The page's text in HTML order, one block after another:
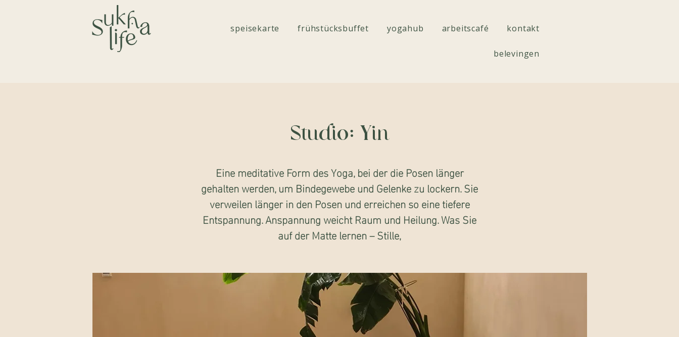
speisekarte frühstücksbuffet yogahub arbeitscafé kontakt
belevingen
Studio: Yin
Eine meditative Form des Yoga, bei der die Posen länger
gehalten werden, um Bindegewebe und Gelenke zu lockern. Sie
verweilen länger in den Posen und erreichen so eine tiefere
Entspannung. Anspannung weicht Raum und Heilung. Was Sie
auf der Matte lernen – Stille,